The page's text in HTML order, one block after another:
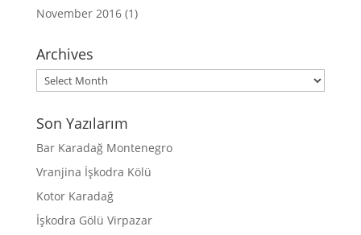
November 2016(1)
Archives
Archives
Son Yazılarım
Bar Karadağ Montenegro
Vranjina İşkodra Kölü
Kotor Karadağ
İşkodra Gölü Virpazar